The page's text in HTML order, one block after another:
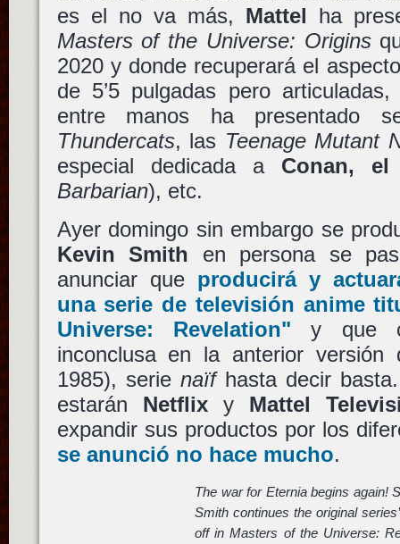
es el no va más, Mattel ha
Masters of the Universe: Origins
2020 y donde recuperará el
de 5’5 pulgadas pero
entre manos ha presentado
Thundercats, las Teenage Mutant
especial dedicada a Conan, el
Barbarian), etc.
Ayer domingo sin embargo se
Kevin Smith en persona se
anunciar que producirá y
una serie de televisión anime
Universe: Revelation" y que
inconclusa en la anterior
1985), serie naïfhasta decir
estarán Netflixy Mattel
expandir sus productos por los
se anunció no hace mucho.
The war for Eternia begins again!
Smith continues the original
off in Masters of the Universe: